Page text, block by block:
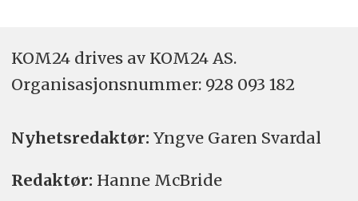
KOM24 drives av KOM24 AS.
Organisasjons­nummer: 928 093 182
Nyhetsredaktør: Yngve Garen Svardal
Redaktør: Hanne McBride